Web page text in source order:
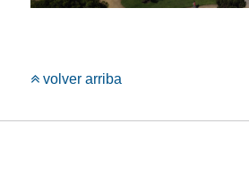
volver arriba